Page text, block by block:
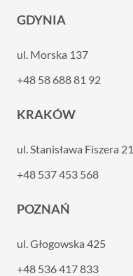
GDYNIA
ul. Morska 137
+48 58 688 81 92
KRAKÓW
ul. Stanisława Fiszera 21
+48 537 453 568
POZNAŃ
ul. Głogowska 425
+48 536 417 833